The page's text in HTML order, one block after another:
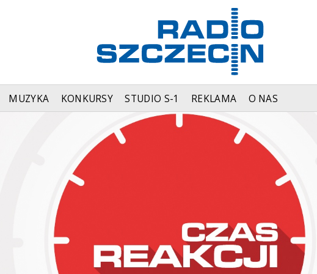
MUZYKA KONKURSY STUDIO S-1 REKLAMA O NAS